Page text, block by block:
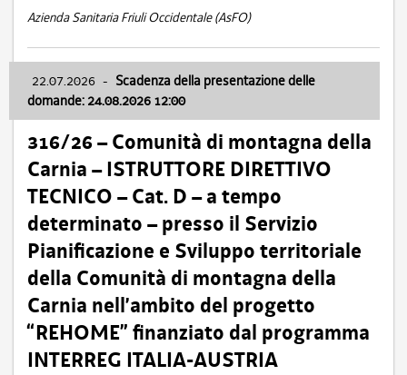
Azienda Sanitaria Friuli Occidentale (AsFO)
22.07.2026 - Scadenza della presentazione delle
domande: 24.08.2026 12:00
316/26 – Comunità di montagna della
Carnia – ISTRUTTORE DIRETTIVO
TECNICO – Cat. D – a tempo
determinato – presso il Servizio
Pianificazione e Sviluppo territoriale
della Comunità di montagna della
Carnia nell’ambito del progetto
“REHOME” finanziato dal programma
INTERREG ITALIA-AUSTRIA